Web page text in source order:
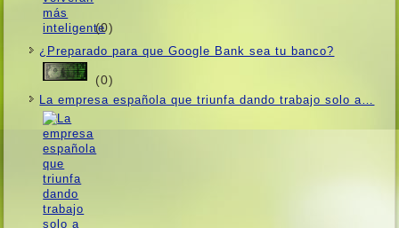
(0)
¿Preparado para que Google Bank sea tu banco?
(0)
La empresa española que triunfa dando trabajo solo a…